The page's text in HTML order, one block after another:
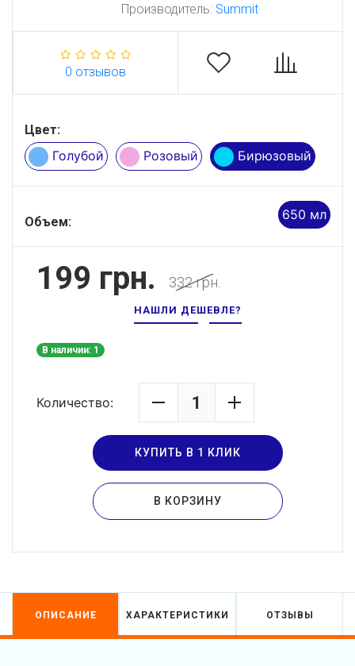
Производитель: Summit
0 отзывов
Цвет:
Голубой Розовый Бирюзовый
Объем: 650 мл
199 грн. 332 грн.
НАШЛИ ДЕШЕВЛЕ?
В наличии: 1
Количество:
КУПИТЬ В 1 КЛИК
В КОРЗИНУ
ОПИСАНИЕ ХАРАКТЕРИСТИКИ ОТЗЫВЫ